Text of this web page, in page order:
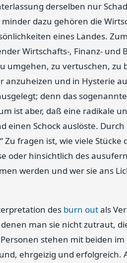
derselben nur
dazu gehören die
eines Landes.
Wirtschafts-, Finanz- und
umgehen, zu vertuschen, zu
und in Hysterie
denn das
ist aber, daß eine radikale
einen Schock auslöste. Durch
fragen ist, wie viele Stücke
oder hinsichtlich des
werden und wer sie ans
des burn outals
man sie nicht zutraut,
stehen mit beiden
ehrgeizig und erfolgreich.